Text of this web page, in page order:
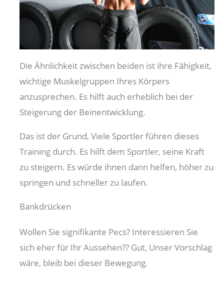
Die Ähnlichkeit zwischen beiden ist ihre Fähigkeit,
wichtige Muskelgruppen Ihres Körpers
anzusprechen. Es hilft auch erheblich bei der
Steigerung der Beinentwicklung.
Das ist der Grund, Viele Sportler führen dieses
Training durch. Es hilft dem Sportler, seine Kraft
zu steigern. Es würde ihnen dann helfen, höher zu
springen und schneller zu laufen.
Bankdrücken
Wollen Sie signifikante Pecs? Interessieren Sie
sich eher für Ihr Aussehen?? Gut, Unser Vorschlag
wäre, bleib bei dieser Bewegung.